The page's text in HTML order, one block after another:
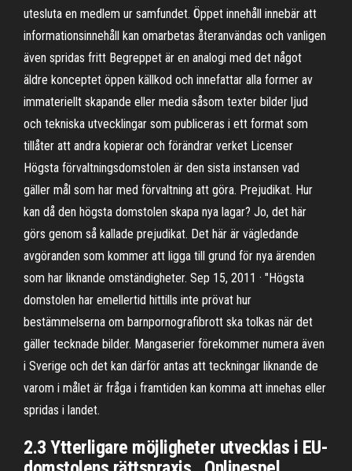
utesluta en medlem ur samfundet. Öppet innehåll innebär att
informationsinnehåll kan omarbetas återanvändas och vanligen
även spridas fritt Begreppet är en analogi med det något
äldre konceptet öppen källkod och innefattar alla former av
immateriellt skapande eller media såsom texter bilder ljud
och tekniska utvecklingar som publiceras i ett format som
tillåter att andra kopierar och förändrar verket Licenser
Högsta förvaltningsdomstolen är den sista instansen vad
gäller mål som har med förvaltning att göra. Prejudikat. Hur
kan då den högsta domstolen skapa nya lagar? Jo, det här
görs genom så kallade prejudikat. Det här är vägledande
avgöranden som kommer att ligga till grund för nya ärenden
som har liknande omständigheter. Sep 15, 2011 · "Högsta
domstolen har emellertid hittills inte prövat hur
bestämmelserna om barnpornografibrott ska tolkas när det
gäller tecknade bilder. Mangaserier förekommer numera även
i Sverige och det kan därför antas att teckningar liknande de
varom i målet är fråga i framtiden kan komma att innehas eller
spridas i landet.
2.3 Ytterligare möjligheter utvecklas i EU-